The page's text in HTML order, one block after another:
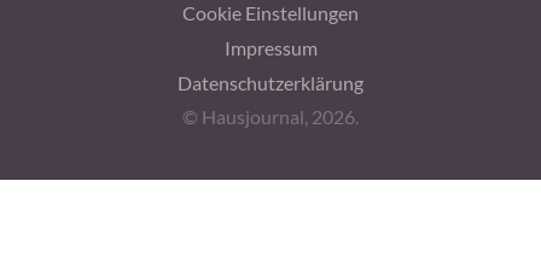
Cookie Einstellungen
Impressum
Datenschutzerklärung
© Hausjournal, 2026.